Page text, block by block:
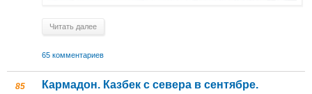
Читать далее
65 комментариев
85 Кармадон. Казбек с севера в сентябре.